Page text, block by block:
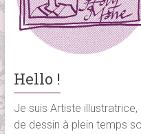
Hello !
Je suis Artiste
de dessin à plein temps